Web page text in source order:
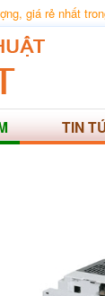
giá rẻ nhất
TIN